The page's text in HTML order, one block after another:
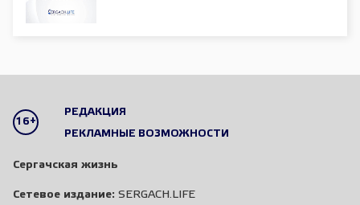
16+
РЕДАКЦИЯ
РЕКЛАМНЫЕ ВОЗМОЖНОСТИ
Сергачская жизнь
Сетевое издание: SERGACH.LIFE